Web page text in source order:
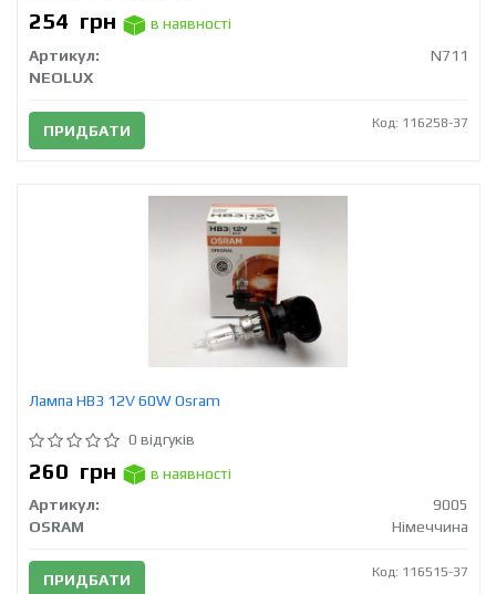
254 грн
в наявності
Артикул:
N711
NEOLUX
ПРИДБАТИ Код: 116258-37
Лампа HB3 12V 60W Osram
0 відгуків
260 грн
в наявності
Артикул:
9005
OSRAM
Німеччина
ПРИДБАТИ Код: 116515-37